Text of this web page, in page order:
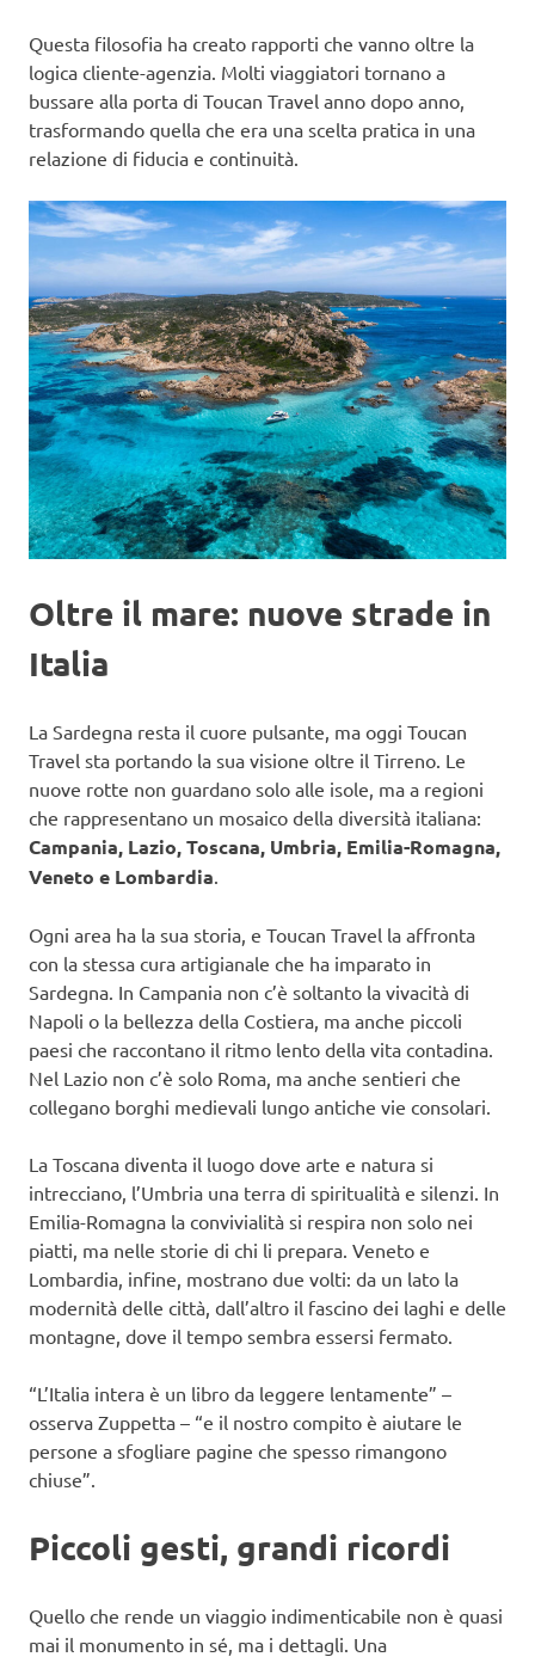
Questa filosofia ha creato rapporti che vanno oltre la
logica cliente-agenzia. Molti viaggiatori tornano a
bussare alla porta di Toucan Travel anno dopo anno,
trasformando quella che era una scelta pratica in una
relazione di fiducia e continuità.
Oltre il mare: nuove strade in
Italia
La Sardegna resta il cuore pulsante, ma oggi Toucan
Travel sta portando la sua visione oltre il Tirreno. Le
nuove rotte non guardano solo alle isole, ma a regioni
che rappresentano un mosaico della diversità italiana:
Campania, Lazio, Toscana, Umbria, Emilia-Romagna,
Veneto e Lombardia.
Ogni area ha la sua storia, e Toucan Travel la affronta
con la stessa cura artigianale che ha imparato in
Sardegna. In Campania non c’è soltanto la vivacità di
Napoli o la bellezza della Costiera, ma anche piccoli
paesi che raccontano il ritmo lento della vita contadina.
Nel Lazio non c’è solo Roma, ma anche sentieri che
collegano borghi medievali lungo antiche vie consolari.
La Toscana diventa il luogo dove arte e natura si
intrecciano, l’Umbria una terra di spiritualità e silenzi. In
Emilia-Romagna la convivialità si respira non solo nei
piatti, ma nelle storie di chi li prepara. Veneto e
Lombardia, infine, mostrano due volti: da un lato la
modernità delle città, dall’altro il fascino dei laghi e delle
montagne, dove il tempo sembra essersi fermato.
“L’Italia intera è un libro da leggere lentamente” –
osserva Zuppetta – “e il nostro compito è aiutare le
persone a sfogliare pagine che spesso rimangono
chiuse”.
Piccoli gesti, grandi ricordi
Quello che rende un viaggio indimenticabile non è quasi
mai il monumento in sé, ma i dettagli. Una